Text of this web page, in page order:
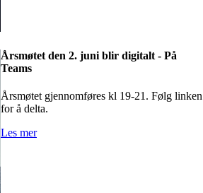
Årsmøtet den 2. juni blir digitalt - På
Teams
Årsmøtet gjennomføres kl 19-21. Følg linken
for å delta.
Les mer